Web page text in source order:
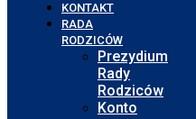
KONTAKT
RADA
RODZICÓW
Prezydium
Rady
Rodziców
Konto